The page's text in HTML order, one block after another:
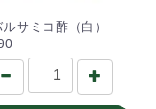
サミコ酢（白）